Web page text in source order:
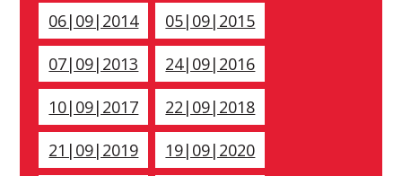
06|09|2014
05|09|2015
07|09|2013
24|09|2016
10|09|2017
22|09|2018
21|09|2019
19|09|2020